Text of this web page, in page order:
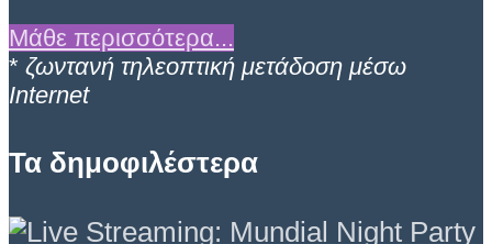
Μάθε περισσότερα...
* ζωντανή τηλεοπτική μετάδοση μέσω
Internet
Τα δημοφιλέστερα